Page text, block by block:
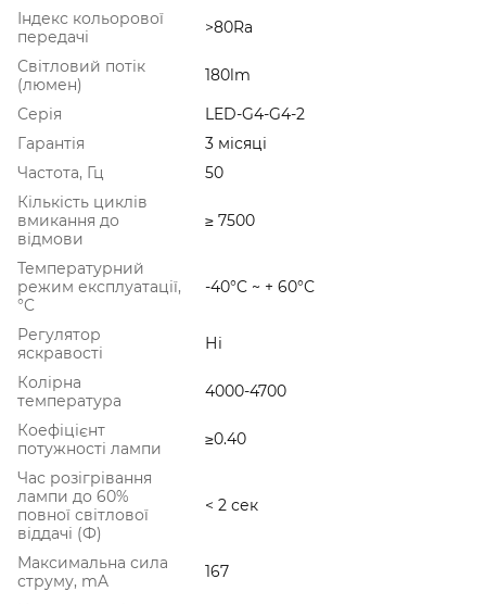
Індекс кольорової
передачі
>80Ra
Світловий потік
(люмен)
180lm
Серія
LED-G4-G4-2
Гарантія
3 місяці
Частота, Гц
50
Кількість циклів
вмикання до
відмови
≥ 7500
Температурний
режим експлуатації,
°C
-40°C ~ + 60°С
Регулятор
яскравості
Ні
Колірна
температура
4000-4700
Коефіцієнт
потужності лампи
≥0.40
Час розігрівання
лампи до 60%
повної світлової
віддачі (Ф)
< 2 сек
Максимальна сила
струму, mA
167